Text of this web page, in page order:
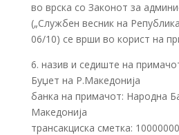
во врска со Законот за
(„Службен весник на
06/10) се врши во корист на
6. назив и седиште на
Буџет на Р.Македонија
банка на примачот: Народна
Македонија
трансакциска сметка: